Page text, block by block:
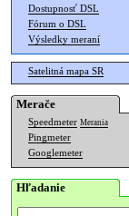
Dostupnosť DSL
Fórum o DSL
Výsledky meraní
Satelitná mapa SR
Merače
Speedmeter Merania
Pingmeter
Googlemeter
Hľadanie